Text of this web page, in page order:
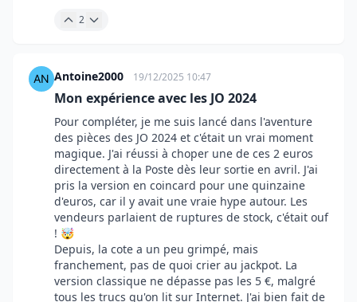
2
Antoine2000 19/12/2025 10:47
Mon expérience avec les JO 2024
Pour compléter, je me suis lancé dans l'aventure
des pièces des JO 2024 et c'était un vrai moment
magique. J'ai réussi à choper une de ces 2 euros
directement à la Poste dès leur sortie en avril. J'ai
pris la version en coincard pour une quinzaine
d'euros, car il y avait une vraie hype autour. Les
vendeurs parlaient de ruptures de stock, c'était ouf
! 🤯
Depuis, la cote a un peu grimpé, mais
franchement, pas de quoi crier au jackpot. La
version classique ne dépasse pas les 5 €, malgré
tous les trucs qu'on lit sur Internet. J'ai bien fait de